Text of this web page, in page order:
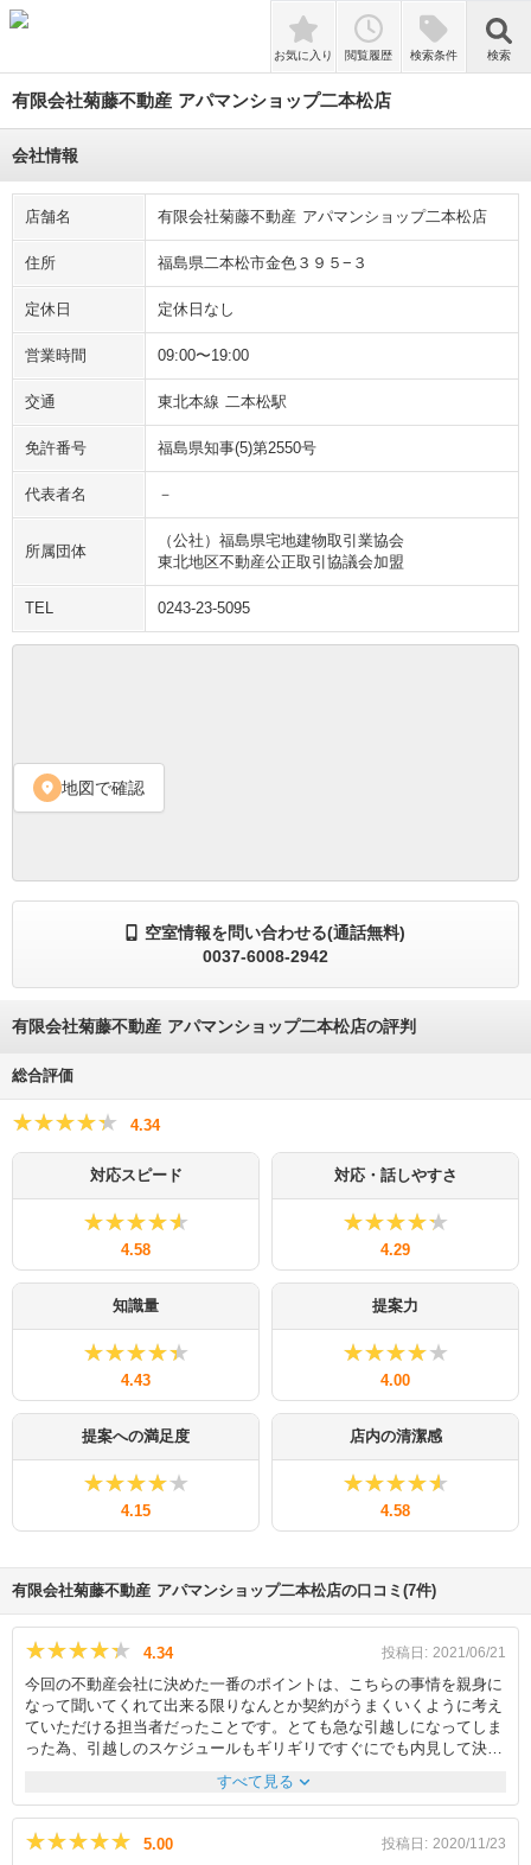
検索
お気に入り 閲覧履歴 検索条件 検索
有限会社菊藤不動産 アパマンショップ二本松店
会社情報
店舗名 有限会社菊藤不動産 アパマンショップ二本松店
住所 福島県二本松市金色３９５−３
定休日 定休日なし
営業時間 09:00〜19:00
交通 東北本線 二本松駅
免許番号 福島県知事(5)第2550号
代表者名 －
所属団体
（公社）福島県宅地建物取引業協会
東北地区不動産公正取引協議会加盟
TEL 0243-23-5095
location_on 地図で確認
空室情報を問い合わせる(通話無料)
0037-6008-2942
有限会社菊藤不動産 アパマンショップ二本松店の評判
総合評価
★★★★★
★★★★★ 4.34
対応スピード
★★★★★
★★★★★
4.58
対応・話しやすさ
★★★★★
★★★★★
4.29
知識量
★★★★★
★★★★★
4.43
提案力
★★★★★
★★★★★
4.00
提案への満足度
★★★★★
★★★★★
4.15
店内の清潔感
★★★★★
★★★★★
4.58
有限会社菊藤不動産 アパマンショップ二本松店の口コミ(7件)
★★★★★
★★★★★ 4.34 投稿日: 2021/06/21
今回の不動産会社に決めた一番のポイントは、こちらの事情を親身に
なって聞いてくれて出来る限りなんとか契約がうまくいくように考え
ていただける担当者だったことです。とても急な引越しになってしま
った為、引越しのスケジュールもギリギリですぐにでも内見して決め
たい状況でした。問い合わせした時にその事情を話し相談したとこ
ろ、すぐに内見の日にちを決めていただきました。内見当日、担当の
いてもらい、家賃の交渉をしていただいたり、ペット可の物件の詳し
い条件やトラブルを避けるためにやっておいた方がいい事など、分か
すべて見る expand_more
★★★★★
★★★★★ 5.00 投稿日: 2020/11/23